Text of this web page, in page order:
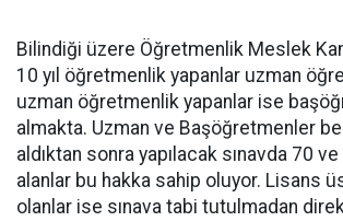
Bilindiği üzere Öğretmenlik Meslek
10 yıl öğretmenlik yapanlar uzman
uzman öğretmenlik yapanlar ise
almakta. Uzman ve Başöğretmenler
aldıktan sonra yapılacak sınavda 70
alanlar bu hakka sahip oluyor. Lisans
olanlar ise sınava tabi tutulmadan